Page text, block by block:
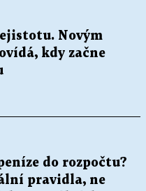
Novým
kdy začne
do rozpočtu?
pravidla, ne